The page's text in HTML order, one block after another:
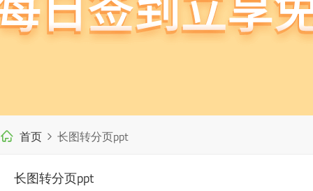
首页 长图转分页ppt
长图转分页ppt